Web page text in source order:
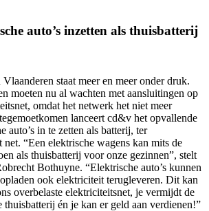
auto’s inzetten als thuisbatterij
staat meer en meer onder druk.
moeten nu al wachten met aansluitingen op
omdat het netwerk het niet meer
lanceert cd&v het opvallende
auto’s in te zetten als batterij, ter
net. “Een elektrische wagens kan mits de
als thuisbatterij voor onze gezinnen”, stelt
Bothuyne. “Elektrische auto’s kunnen
ook elektriciteit terugleveren. Dit kan
overbelaste elektriciteitsnet, je vermijdt de
thuisbatterij én je kan er geld aan verdienen!”